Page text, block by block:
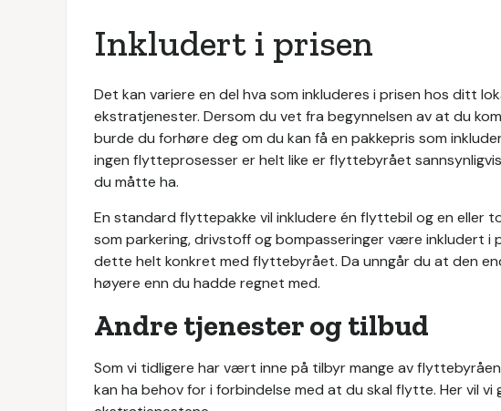
Inkludert i prisen
Det kan variere en del hva som inkluderes i prisen hos ditt
ekstratjenester. Dersom du vet fra begynnelsen av at du
burde du forhøre deg om du kan få en pakkepris som
ingen flytteprosesser er helt like er flyttebyrået
du måtte ha.
En standard flyttepakke vil inkludere én flyttebil og en eller
som parkering, drivstoff og bompasseringer være inkludert i
dette helt konkret med flyttebyrået. Da unngår du at den
høyere enn du hadde regnet med.
Andre tjenester og tilbud
Som vi tidligere har vært inne på tilbyr mange av
kan ha behov for i forbindelse med at du skal flytte. Her vil